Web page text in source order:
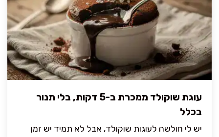
עוגת שוקולד ממכרת ב-5 דקות, בלי תנור
בכלל
יש לי חולשה לעוגות שוקולד, אבל לא תמיד יש זמן